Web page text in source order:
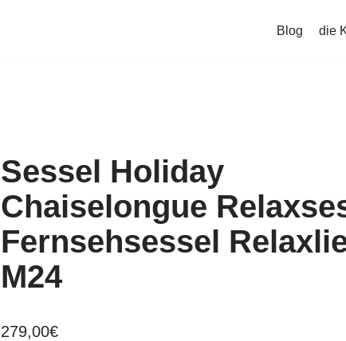
Blog die
Sessel Holiday
Chaiselongue
Fernsehsessel
M24
279,00€